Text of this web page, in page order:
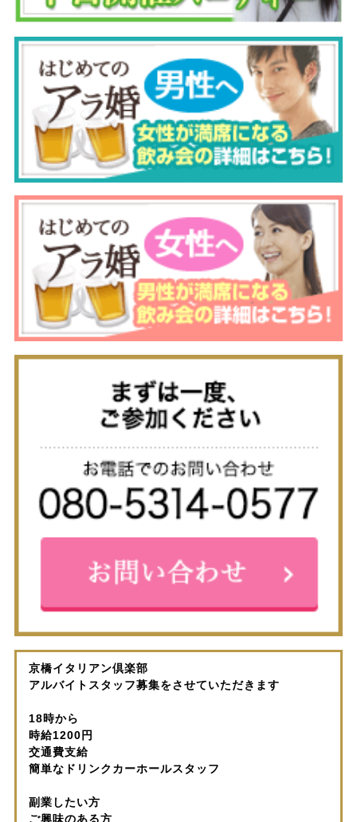
京橋イタリアン倶楽部
アルバイトスタッフ募集をさせていただきます
18時から
時給1200円
交通費支給
簡単なドリンクカーホールスタッフ
副業したい方
ご興味のある方